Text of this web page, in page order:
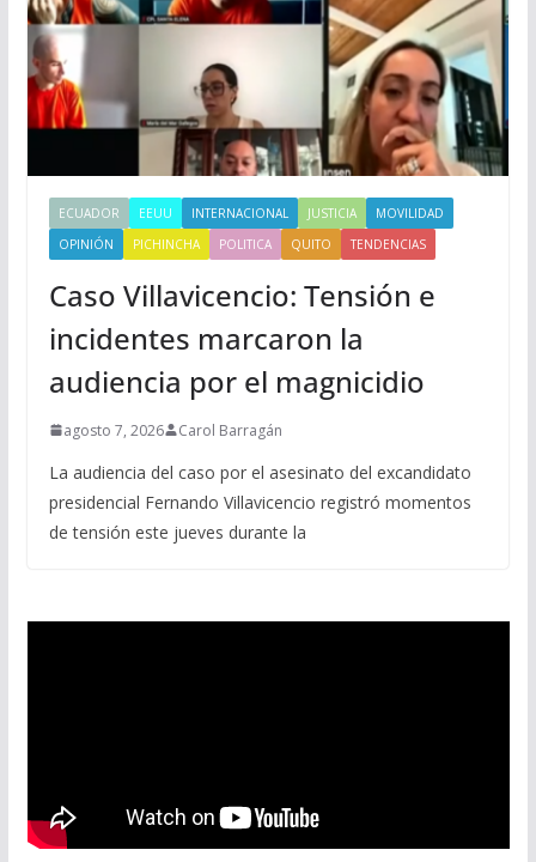
ECUADOR EEUU INTERNACIONAL JUSTICIA
MOVILIDAD
OPINIÓN
PICHINCHA POLITICA QUITO TENDENCIAS
Caso Villavicencio: Tensión e
incidentes marcaron la
audiencia por el magnicidio
agosto 7, 2026 Carol Barragán
La audiencia del caso por el asesinato del excandidato
presidencial Fernando Villavicencio registró momentos
de tensión este jueves durante la